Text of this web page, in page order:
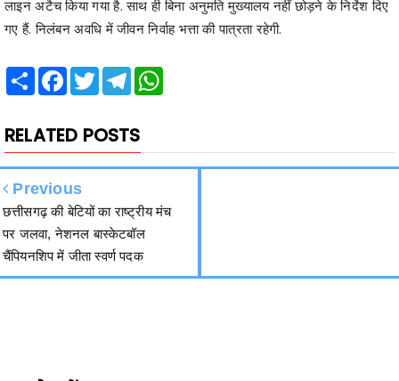
ShareFacebook
TwitterTelegramWhatsApp
RELATED POSTS
Previous
पर जलवा, नेशनल बास्केटबॉल
चैंपियनशिप में जीता स्वर्ण पदक